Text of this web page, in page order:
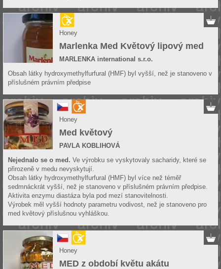
Honey
Marlenka Med Květový lipový med
MARLENKA international s.r.o.
Obsah látky hydroxymethylfurfural (HMF) byl vyšší, než je stanoveno v
příslušném právním předpise
Honey
Med květový
PAVLA KOBLIHOVÁ
Nejednalo se o med. Ve výrobku se vyskytovaly sacharidy, které se
přirozeně v medu nevyskytují.
Obsah látky hydroxymethylfurfural (HMF) byl více než téměř
sedmnáckrát vyšší, než je stanoveno v příslušném právním předpise.
Aktivita enzymu diastáza byla pod mezí stanovitelnosti.
Výrobek měl vyšší hodnoty parametru vodivost, než je stanoveno pro
med květový příslušnou vyhláškou.
Honey
MED z období květu akátu